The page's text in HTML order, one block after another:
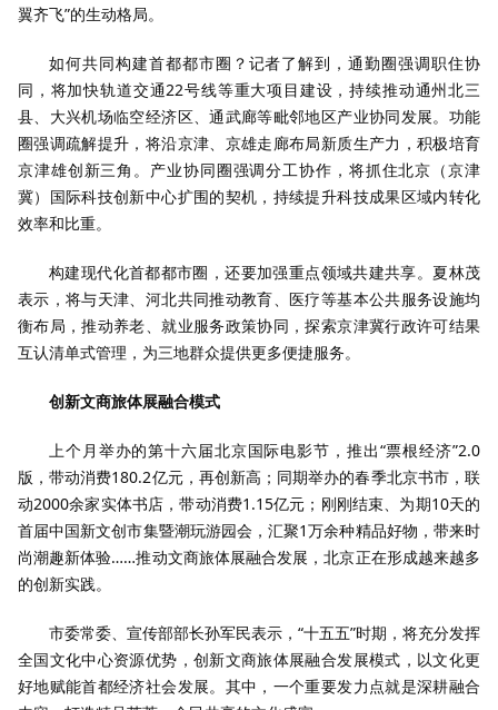
翼齐飞”的生动格局。
如何共同构建首都都市圈？记者了解到，通勤圈强调职住协
同，将加快轨道交通22号线等重大项目建设，持续推动通州北三
县、大兴机场临空经济区、通武廊等毗邻地区产业协同发展。功能
圈强调疏解提升，将沿京津、京雄走廊布局新质生产力，积极培育
京津雄创新三角。产业协同圈强调分工协作，将抓住北京（京津
冀）国际科技创新中心扩围的契机，持续提升科技成果区域内转化
效率和比重。
构建现代化首都都市圈，还要加强重点领域共建共享。夏林茂
表示，将与天津、河北共同推动教育、医疗等基本公共服务设施均
衡布局，推动养老、就业服务政策协同，探索京津冀行政许可结果
互认清单式管理，为三地群众提供更多便捷服务。
创新文商旅体展融合模式
上个月举办的第十六届北京国际电影节，推出“票根经济”2.0
版，带动消费180.2亿元，再创新高；同期举办的春季北京书市，联
动2000余家实体书店，带动消费1.15亿元；刚刚结束、为期10天的
首届中国新文创市集暨潮玩游园会，汇聚1万余种精品好物，带来时
尚潮趣新体验……推动文商旅体展融合发展，北京正在形成越来越多
的创新实践。
市委常委、宣传部部长孙军民表示，“十五五”时期，将充分发挥
全国文化中心资源优势，创新文商旅体展融合发展模式，以文化更
好地赋能首都经济社会发展。其中，一个重要发力点就是深耕融合